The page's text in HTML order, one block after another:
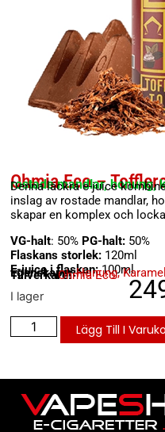
Ohmia Eco –
rostade mandlar, honung,
Denna läckra e-juice
inslag av rostade mandlar,
skapar en komplex och
VG-halt: 50% PG-halt: 50%
Flaskans storlek: 120ml
E-juice i flaskan:100ml
Egenskaper:Honung,
Tillverkare:Ohmia Eco
I lager
Lägg Till I